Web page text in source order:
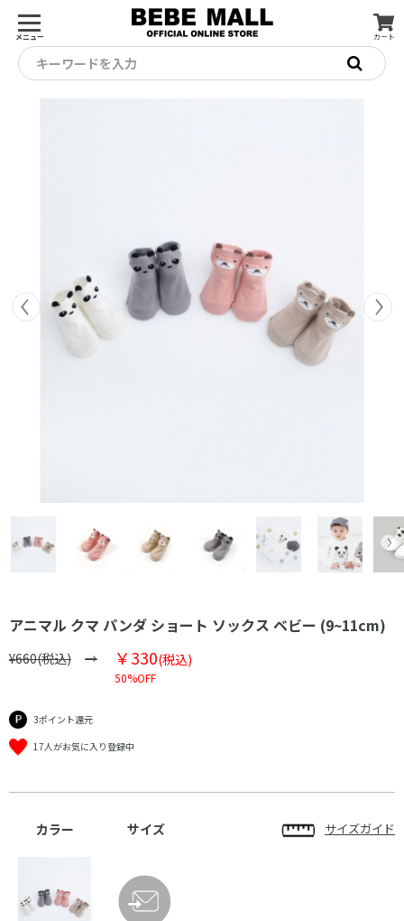
メニュー カート
キーワードを入力
アニマル クマ パンダ ショート ソックス ベビー (9~11cm)
¥660(税込) ￥330(税込)
50%OFF
3ポイント還元
17人がお気に入り登録中
カラー サイズ サイズガイド